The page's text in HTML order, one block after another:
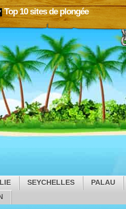
Top 10 sites de plongée
SEYCHELLES
PALAU